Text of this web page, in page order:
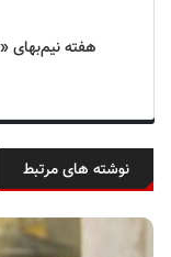
هفته نیم‌بهای
نوشته های مرتبط